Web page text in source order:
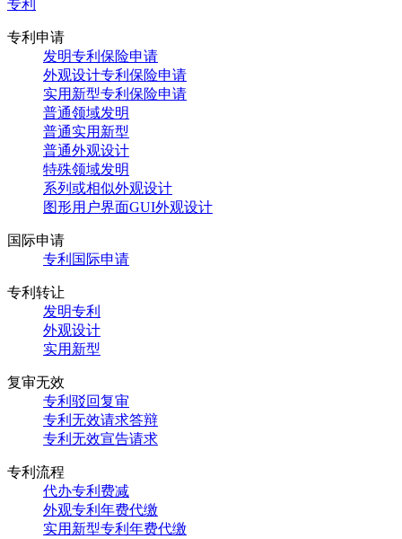
专利
专利申请
发明专利保险申请
外观设计专利保险申请
实用新型专利保险申请
普通领域发明
普通实用新型
普通外观设计
特殊领域发明
系列或相似外观设计
图形用户界面GUI外观设计
国际申请
专利国际申请
专利转让
发明专利
外观设计
实用新型
复审无效
专利驳回复审
专利无效请求答辩
专利无效宣告请求
专利流程
代办专利费减
外观专利年费代缴
实用新型专利年费代缴